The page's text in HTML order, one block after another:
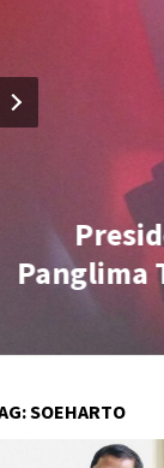
Panglima
SOEHARTO